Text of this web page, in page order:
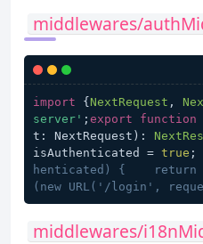
middlewares/
import { NextRequest ,
server' ; export function
t: NextRequest ):
isAuthenticated = true ;
henticated) {    return
(new URL('/login',
middlewares/